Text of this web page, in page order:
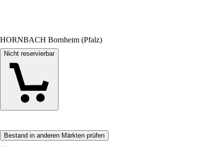
HORNBACH Bornheim (Pfalz)
Nicht reservierbar
Bestand in anderen Märkten prüfen